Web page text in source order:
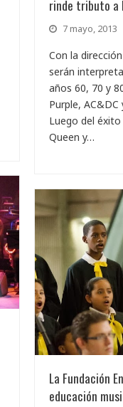
rinde tributo a
7 mayo, 2013
Con la
serán
años 60, 70 y
Purple,
Luego del
Queen y…
La Fundación
educación